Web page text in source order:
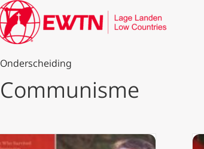
Onderscheiding
Communisme